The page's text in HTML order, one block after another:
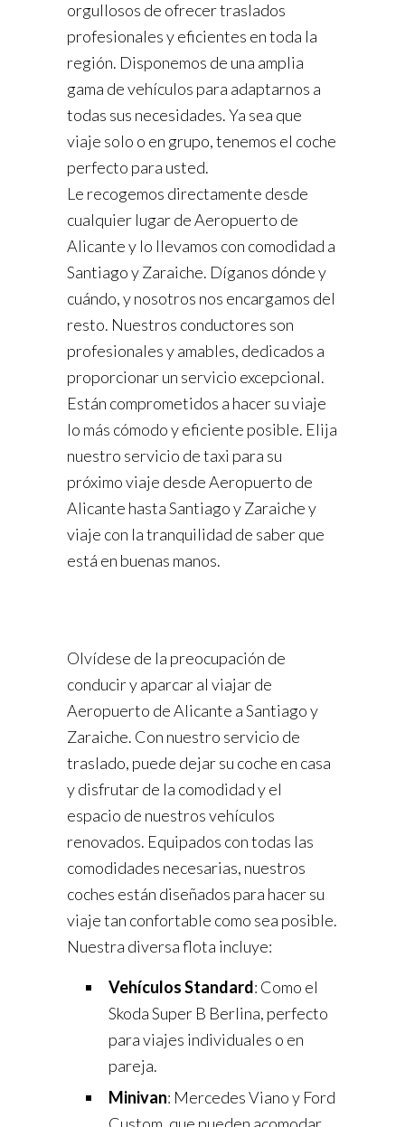
orgullosos de ofrecer traslados
profesionales y eficientes en toda la
región. Disponemos de una amplia
gama de vehículos para adaptarnos a
todas sus necesidades. Ya sea que
viaje solo o en grupo, tenemos el coche
perfecto para usted.
Le recogemos directamente desde
cualquier lugar de Aeropuerto de
Alicante y lo llevamos con comodidad a
Santiago y Zaraiche. Díganos dónde y
cuándo, y nosotros nos encargamos del
resto. Nuestros conductores son
profesionales y amables, dedicados a
proporcionar un servicio excepcional.
Están comprometidos a hacer su viaje
lo más cómodo y eficiente posible. Elija
nuestro servicio de taxi para su
próximo viaje desde Aeropuerto de
Alicante hasta Santiago y Zaraiche y
viaje con la tranquilidad de saber que
está en buenas manos.
Olvídese de la preocupación de
conducir y aparcar al viajar de
Aeropuerto de Alicante a Santiago y
Zaraiche. Con nuestro servicio de
traslado, puede dejar su coche en casa
y disfrutar de la comodidad y el
espacio de nuestros vehículos
renovados. Equipados con todas las
comodidades necesarias, nuestros
coches están diseñados para hacer su
viaje tan confortable como sea posible.
Nuestra diversa flota incluye:
Vehículos Standard: Como el
Skoda Super B Berlina, perfecto
para viajes individuales o en
pareja.
Minivan: Mercedes Viano y Ford